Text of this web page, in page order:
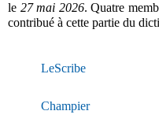
le 27 mai 2026. Quatre
contribué à cette partie du
LeScribe
Champier